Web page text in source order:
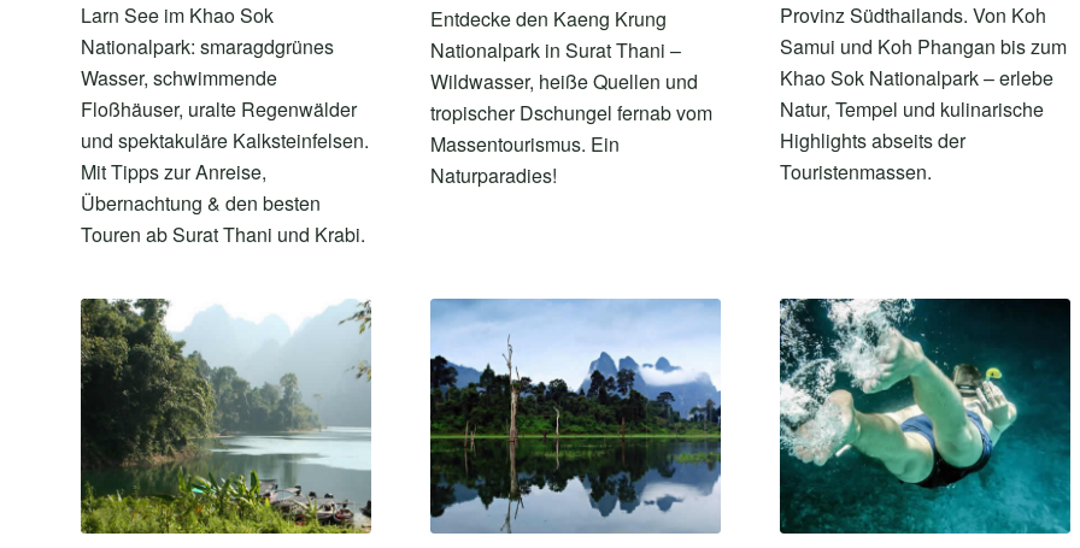
Larn See im Khao Sok
Nationalpark: smaragdgrünes
Wasser, schwimmende
Floßhäuser, uralte Regenwälder
und spektakuläre Kalksteinfelsen.
Mit Tipps zur Anreise,
Übernachtung & den besten
Touren ab Surat Thani und Krabi.
Entdecke den Kaeng Krung
Nationalpark in Surat Thani –
Wildwasser, heiße Quellen und
tropischer Dschungel fernab vom
Massentourismus. Ein
Naturparadies!
Provinz Südthailands. Von Koh
Samui und Koh Phangan bis zum
Khao Sok Nationalpark – erlebe
Natur, Tempel und kulinarische
Highlights abseits der
Touristenmassen.